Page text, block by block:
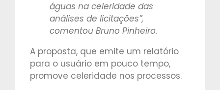
águas na celeridade das
análises de licitações”,
comentou Bruno Pinheiro.
A proposta, que emite um relatório
para o usuário em pouco tempo,
promove celeridade nos processos.